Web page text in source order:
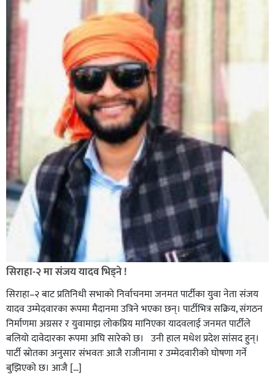
सिराहा-२ मा संजय यादव भिड्ने !
सिराहा–२ बाट प्रतिनिधी सभाको निर्वाचनमा जनमत पार्टीका युवा नेता संजय
यादव उम्मेदवारका रूपमा मैदानमा उत्रिने भएका छन्। पार्टीभित्र सक्रिय, संगठन
निर्माणमा अग्रसर र युवामाझ लोकप्रिय मानिएका यादवलाई जनमत पार्टीले
बलियो दावेदारका रूपमा अघि सारेको छ। उनी हाल मधेश प्रदेश सांसद हुन्।
पार्टी स्रोतका अनुसार संभवतः आजै राजीनामा र उम्मेदवारीको घोषणा गर्ने
बुझिएको छ। आजै […]